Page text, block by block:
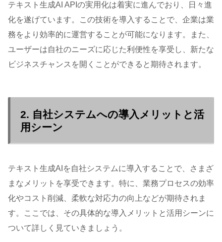
テキスト生成AI APIの実用化は着実に進んでおり、日々進
化を遂げています。この技術を導入することで、企業は業
務をより効率的に運営することが可能になります。また、
ユーザーは自社のニーズに応じた利便性を享受し、新たな
ビジネスチャンスを開くことができると期待されます。
2. 自社システムへの導入メリットと活
用シーン
テキスト生成AIを自社システムに導入することで、さまざ
まなメリットを享受できます。特に、業務プロセスの効率
化やコスト削減、柔軟な対応力の向上などが期待されま
す。ここでは、その具体的な導入メリットと活用シーンに
ついて詳しく見ていきましょう。